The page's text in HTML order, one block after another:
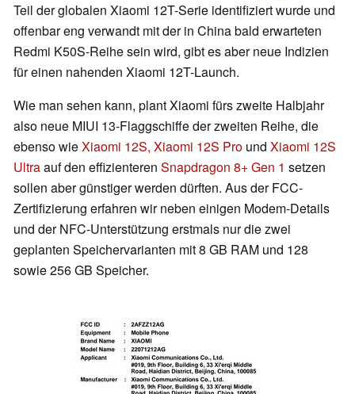
Teil der globalen Xiaomi 12T-Serie identifiziert wurde und
offenbar eng verwandt mit der in China bald erwarteten
Redmi K50S-Reihe sein wird, gibt es aber neue Indizien
für einen nahenden Xiaomi 12T-Launch.
Wie man sehen kann, plant Xiaomi fürs zweite Halbjahr
also neue MIUI 13-Flaggschiffe der zweiten Reihe, die
ebenso wieXiaomi 12S, Xiaomi 12S Pro und Xiaomi 12S
Ultraauf den effizienteren Snapdragon 8+ Gen 1 setzen
sollen aber günstiger werden dürften. Aus der FCC-
Zertifizierung erfahren wir neben einigen Modem-Details
und der NFC-Unterstützung erstmals nur die zwei
geplanten Speichervarianten mit 8 GB RAM und 128
sowie 256 GB Speicher.